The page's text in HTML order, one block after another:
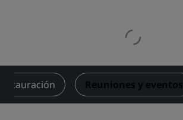
Reuniones y eventos